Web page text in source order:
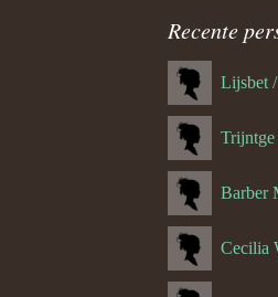
navigatie
Recente
Cecilia